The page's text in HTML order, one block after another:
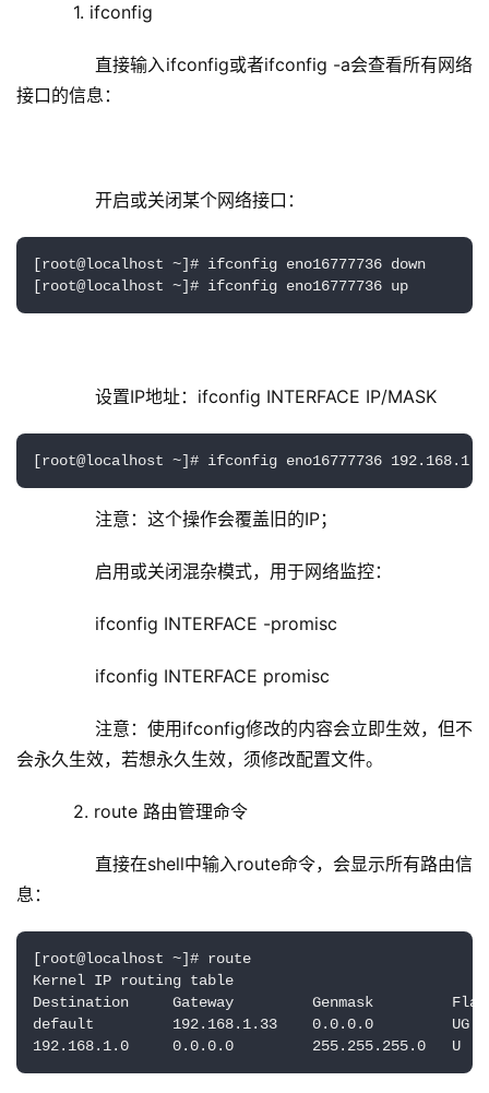
1. ifconfig
直接输入ifconfig或者ifconfig -a会查看所有网络
接口的信息：
开启或关闭某个网络接口：
[root@localhost ~]# ifconfig eno16777736 down
[root@localhost ~]# ifconfig eno16777736 up
设置IP地址：ifconfig INTERFACE IP/MASK
[root@localhost ~]# ifconfig eno16777736
注意：这个操作会覆盖旧的IP；
启用或关闭混杂模式，用于网络监控：
ifconfig INTERFACE -promisc
ifconfig INTERFACE promisc
注意：使用ifconfig修改的内容会立即生效，但不
会永久生效，若想永久生效，须修改配置文件。
2. route 路由管理命令
直接在shell中输入route命令，会显示所有路由信
息：
[root@localhost ~]# route
Kernel IP routing table
Destination     Gateway         Genmask
default         192.168.1.33    0.0.0.0         UG
192.168.1.0     0.0.0.0         255.255.255.0   U